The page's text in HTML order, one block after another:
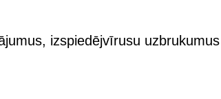
izspiedējvīrusu